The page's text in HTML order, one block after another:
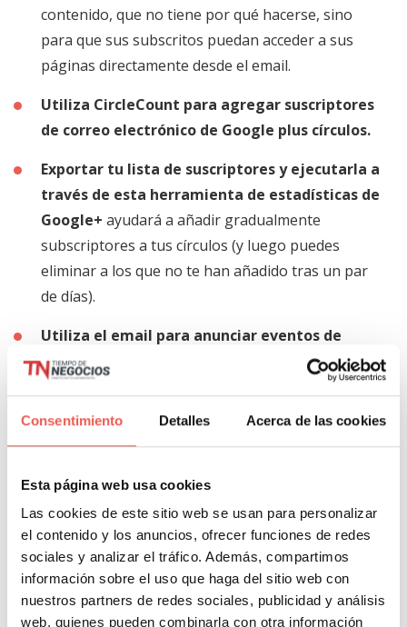
Consentimiento Detalles Acerca de las cookies
Esta página web usa cookies
Las cookies de este sitio web se usan para personalizar
el contenido y los anuncios, ofrecer funciones de redes
sociales y analizar el tráfico. Además, compartimos
información sobre el uso que haga del sitio web con
nuestros partners de redes sociales, publicidad y análisis
web, quienes pueden combinarla con otra información
contenido, que no tiene por qué hacerse, sino
para que sus subscritos puedan acceder a sus
páginas directamente desde el email.
Utiliza CircleCount para agregar suscriptores
de correo electrónico de Google plus círculos.
Exportar tu lista de suscriptores y ejecutarla a
través de esta herramienta de estadísticas de
Google+ ayudará a añadir gradualmente
subscriptores a tus círculos (y luego puedes
eliminar a los que no te han añadido tras un par
de días).
Utiliza el email para anunciar eventos de
medios sociales especiales
: los eventos son una
gran manera de hacer crecer la presencia de
marca en los medios sociales. Ayudan a conectar
marca.
Asegúrate de que tu equipo tiene enlaces a
los perfiles de medios sociales de la compañía
en sus firmas.